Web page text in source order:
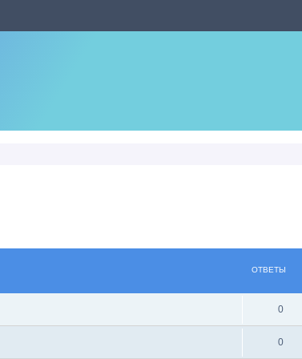
ОТВЕТЫ
0
0